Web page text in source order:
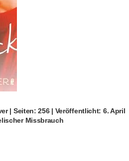
| Seiten: 256 | Veröffentlicht: 6. April
Missbrauch